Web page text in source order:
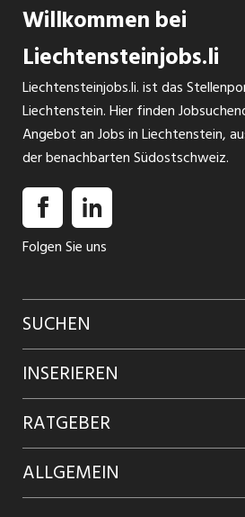
Willkommen bei
Liechtensteinjobs.li
Liechtensteinjobs.li. ist das
Liechtenstein. Hier finden
Angebot an Jobs in Liechtenstein,
der benachbarten Südostschweiz.
Folgen Sie uns
SUCHEN
Jobs suchen
Jobabo
Firmen entdecken
Jobs in Graubünden
INSERIEREN
Kundenlogin
Inserieren
Produkte
RATGEBER
Glossar
ALLGEMEIN